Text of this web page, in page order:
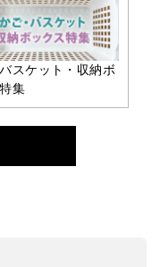
スケット・収納ボ
集